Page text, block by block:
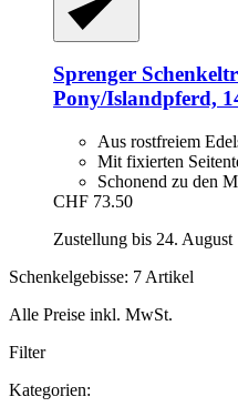
Sprenger
Pony/Islandpferd,
Aus rostfreiem
Mit fixierten
Schonend zu den
CHF 73.50
Zustellung bis 24. August
Schenkelgebisse: 7 Artikel
Alle Preise inkl. MwSt.
Filter
Kategorien: